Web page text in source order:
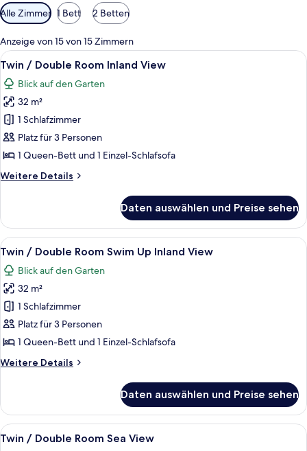
Verfügbare
Filter
für
Zimmer
Alle Zimmer 1 Bett 2 Betten
Anzeige von 15 von 15 Zimmern
Alle
Fotos
für
Twin
/
Double
Room
View
Ein Hotelzimmer mit einem großen
3
Twin / Double Room Inland View
Blick auf den Garten
32 m²
1 Schlafzimmer
Platz für 3 Personen
1 Queen-Bett und 1 Einzel-Schlafsofa
Weitere Details
Weitere
/
Double
Room
View
Daten auswählen und Preise sehen
Alle
Fotos
für
Twin
/
Double
Room
Up
anzeigen
Ein Hotelzimmer mit Bett,
4
Twin / Double Room Swim Up Inland View
Blick auf den Garten
32 m²
1 Schlafzimmer
Platz für 3 Personen
1 Queen-Bett und 1 Einzel-Schlafsofa
Weitere Details
Weitere
/
Double
Room
Daten auswählen und Preise sehen
Alle
Fotos
Ein Hotelzimmer mit einem großen
3
Twin / Double Room Sea View